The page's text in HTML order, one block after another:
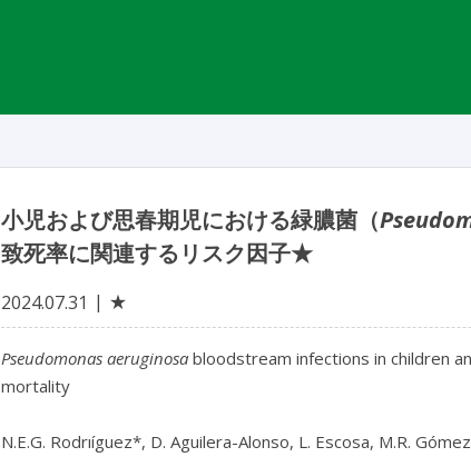
小児および思春期児における緑膿菌（
致死率に関連するリスク因子★
2024.07.31 ★
Pseudomonas aeruginosa bloodstream infections in children
mortality
N.E.G. Rodrıíguez*, D. Aguilera-Alonso, L. Escosa, M.R.